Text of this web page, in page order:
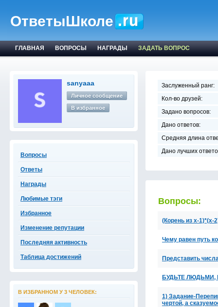
ОтветыШколе
ГЛАВНАЯ ВОПРОСЫ НАГРАДЫ ЗАДАТЬ ВОПРОС
sanyaaa
Личное сообщение
В избранное
Вопросы
Ответы
Награды
Любимые тэги
Избранное
Изменение репутации
Последняя активность
Таблица достижений
В ИЗБРАННОМ У 3 ЧЕЛОВЕК:
Заслуженный ранг:
Кол-во друзей:
Задано вопросов:
Дано ответов:
Средняя длина
Дано лучших
Вопросы:
(Корень из х-1)*(x-
Чему равен путь
Представить
БУДЬТЕ ЛЮДЬМИ,
1) Задание-
чертой, а